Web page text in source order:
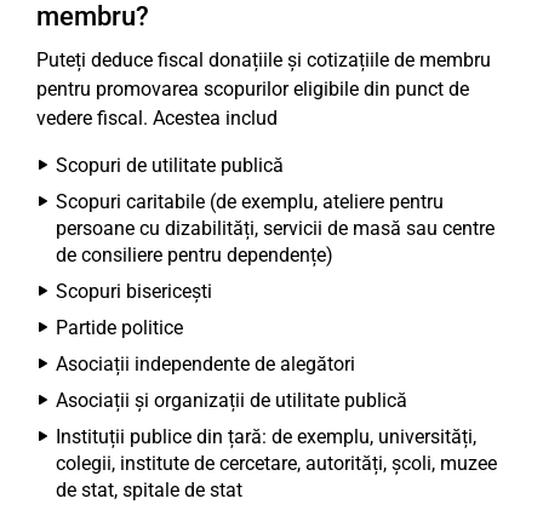
membru?
Puteți deduce fiscal donațiile și cotizațiile de membru
pentru promovarea scopurilor eligibile din punct de
vedere fiscal. Acestea includ
Scopuri de utilitate publică
Scopuri caritabile (de exemplu, ateliere pentru
persoane cu dizabilități, servicii de masă sau centre
de consiliere pentru dependențe)
Scopuri bisericești
Partide politice
Asociații independente de alegători
Asociații și organizații de utilitate publică
Instituții publice din țară: de exemplu, universități,
colegii, institute de cercetare, autorități, școli, muzee
de stat, spitale de stat